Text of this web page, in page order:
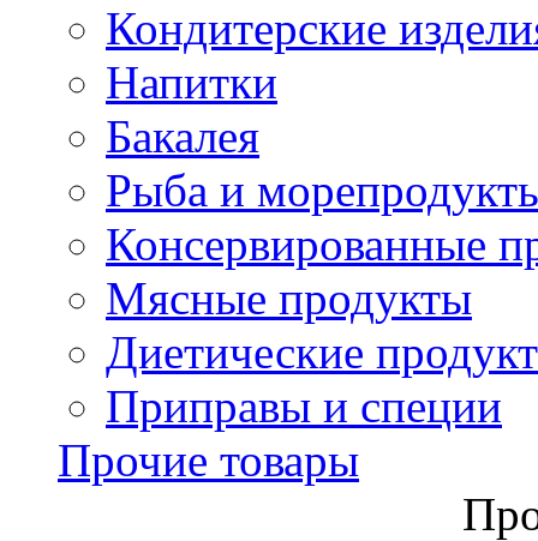
Кондитерские
Напитки
Бакалея
Рыба и
Консервированные
Мясные продукты
Диетические
Приправы и специи
Прочие товары